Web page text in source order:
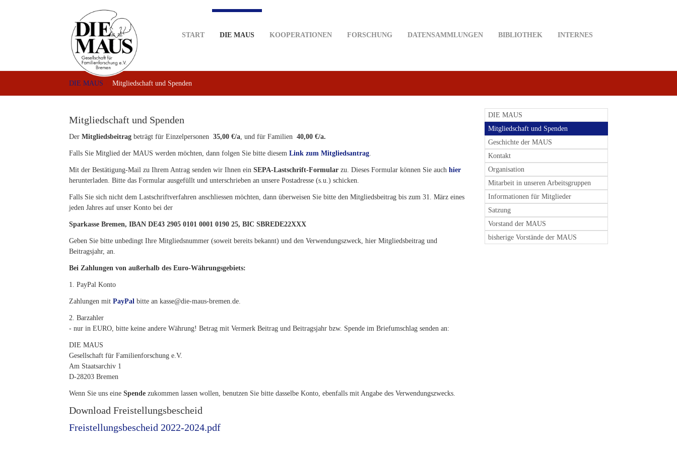
START DIE MAUS KOOPERATIONEN FORSCHUNG DATENSAMMLUNGEN BIBLIOTHEK INTERNES
DIE MAUS Mitgliedschaft und Spenden
Mitgliedschaft und Spenden
Der Mitgliedsbeitrag beträgt für Einzelpersonen 35,00 €/a, und für Familien 40,00 €/a.
Falls Sie Mitglied der MAUS werden möchten, dann folgen Sie bitte diesem Link zum Mitgliedsantrag.
Mit der Bestätigung-Mail zu Ihrem Antrag senden wir Ihnen ein SEPA-Lastschrift-Formular zu. Dieses Formular können Sie auch hier
herunterladen. Bitte das Formular ausgefüllt und unterschrieben an unsere Postadresse (s.u.) schicken.
Falls Sie sich nicht dem Lastschriftverfahren anschliessen möchten, dann überweisen Sie bitte den Mitgliedsbeitrag bis zum 31. März eines
jeden Jahres auf unser Konto bei der
Sparkasse Bremen, IBAN DE43 2905 0101 0001 0190 25, BIC SBREDE22XXX
Geben Sie bitte unbedingt Ihre Mitgliedsnummer (soweit bereits bekannt) und den Verwendungszweck, hier Mitgliedsbeitrag und
Beitragsjahr, an.
Bei Zahlungen von außerhalb des Euro-Währungsgebiets:
1. PayPal Konto
Zahlungen mit PayPal bitte an kasse@die-maus-bremen.de.
2. Barzahler
- nur in EURO, bitte keine andere Währung! Betrag mit Vermerk Beitrag und Beitragsjahr bzw. Spende im Briefumschlag senden an:
DIE MAUS
Gesellschaft für Familienforschung e.V.
Am Staatsarchiv 1
D-28203 Bremen
Wenn Sie uns eine Spende zukommen lassen wollen, benutzen Sie bitte dasselbe Konto, ebenfalls mit Angabe des Verwendungszwecks.
Download Freistellungsbescheid
Freistellungsbescheid 2022-2024.pdf
DIE MAUS
Mitgliedschaft und Spenden
Geschichte der MAUS
Kontakt
Organisation
Mitarbeit in unseren Arbeitsgruppen
Informationen für Mitglieder
Satzung
Vorstand der MAUS
bisherige Vorstände der MAUS